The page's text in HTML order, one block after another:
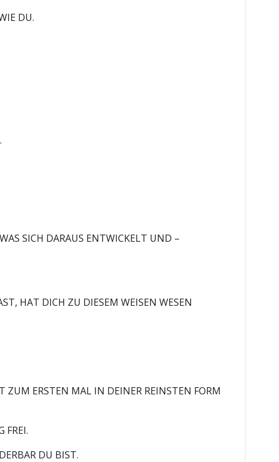
DU.
SICH DARAUS ENTWICKELT UND –
HAT DICH ZU DIESEM WEISEN WESEN
ERSTEN MAL IN DEINER REINSTEN FORM
FREI.
DU BIST.